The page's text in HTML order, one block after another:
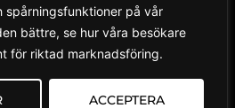
spårningsfunktioner på vår
bättre, se hur våra besökare
för riktad marknadsföring.
ACCEPTERA
moms